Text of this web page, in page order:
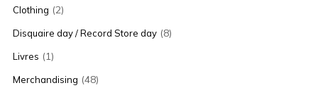
Clothing (2)
Disquaire day / Record Store day (8)
Livres (1)
Merchandising (48)